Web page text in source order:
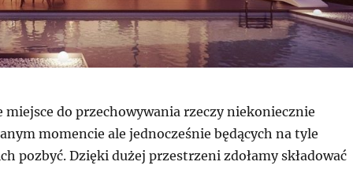
miejsce do przechowywania rzeczy niekoniecznie
momencie ale jednocześnie będących na tyle
pozbyć. Dzięki dużej przestrzeni zdołamy składować